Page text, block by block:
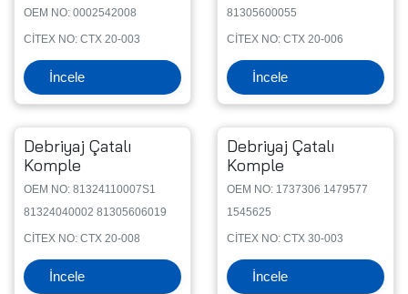
OEM NO: 0002542008
CİTEX NO: CTX 20-003
İncele
81305600055
CİTEX NO: CTX 20-006
İncele
Debriyaj Çatalı
Komple
OEM NO: 81324110007S1
81324040002 81305606019
CİTEX NO: CTX 20-008
İncele
Debriyaj Çatalı
Komple
OEM NO: 1737306 1479577
1545625
CİTEX NO: CTX 30-003
İncele